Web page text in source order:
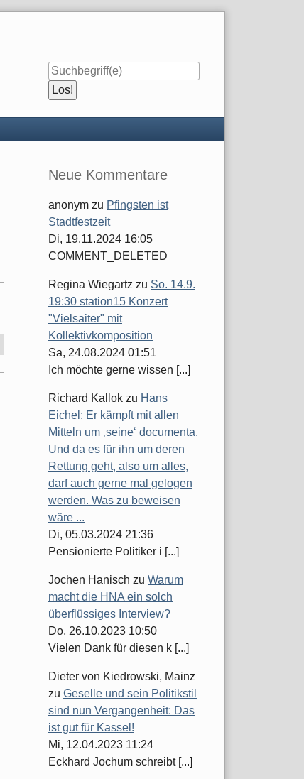
Seitenleiste
Neue Kommentare
anonym zu Pfingsten ist
Stadtfestzeit
Di, 19.11.2024 16:05
COMMENT_DELETED
Regina Wiegartz zu So. 14.9.
19:30 station15 Konzert
"Vielsaiter" mit
Kollektivkomposition
Sa, 24.08.2024 01:51
Ich möchte gerne wissen [...]
Richard Kallok zu Hans
Eichel: Er kämpft mit allen
Mitteln um ‚seine‘ documenta.
Und da es für ihn um deren
Rettung geht, also um alles,
darf auch gerne mal gelogen
werden. Was zu beweisen
wäre ...
Di, 05.03.2024 21:36
Pensionierte Politiker i [...]
Jochen Hanisch zu Warum
macht die HNA ein solch
überflüssiges Interview?
Do, 26.10.2023 10:50
Vielen Dank für diesen k [...]
Dieter von Kiedrowski, Mainz
zu Geselle und sein Politikstil
sind nun Vergangenheit: Das
ist gut für Kassel!
Mi, 12.04.2023 11:24
Eckhard Jochum schreibt [...]